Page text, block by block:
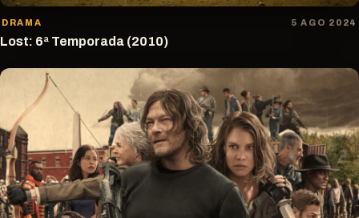
DRAMA 5 AGO 2024
Lost: 6ª Temporada (2010)